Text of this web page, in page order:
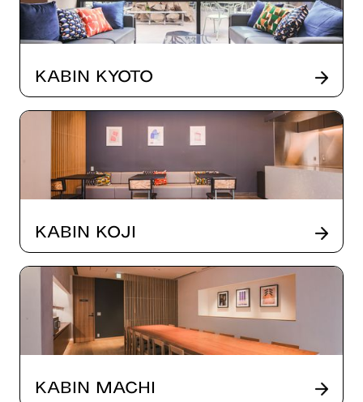
Kabin Kyoto
Kabin Koji
Kabin Machi